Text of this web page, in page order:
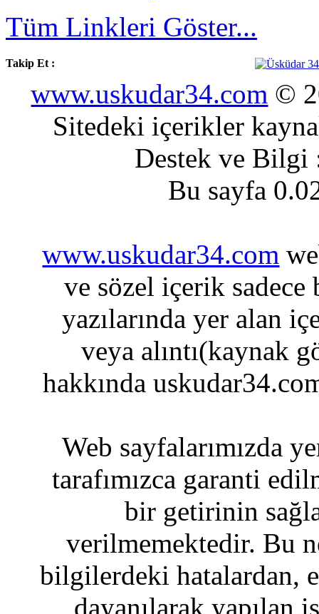
Tüm Linkleri Göster...
Takip Et :
www.uskudar34.com ©
Sitedeki içerikler
Destek ve
Bu sayfa
www.uskudar34.com
ve sözel içerik sadece
yazılarında yer alan
veya alıntı(kaynak
hakkında
Web sayfalarımızda
tarafımızca garanti
bir getirinin
verilmemektedir. Bu
bilgilerdeki hatalardan,
dayanılarak yapılan